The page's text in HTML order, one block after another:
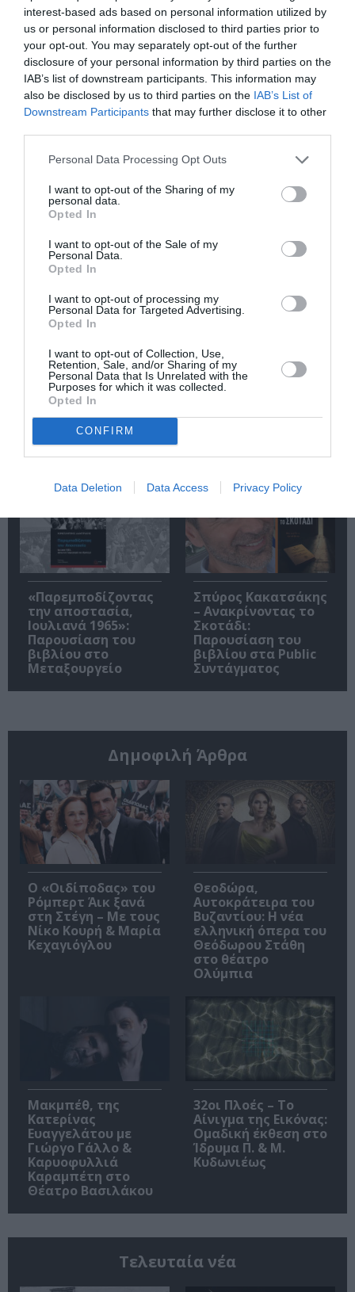
interest-based ads based on personal information utilized by
us or personal information disclosed to third parties prior to
your opt-out. You may separately opt-out of the further
disclosure of your personal information by third parties on the
IAB’s list of downstream participants. This information may
also be disclosed by us to third parties on the IAB’s List of
Downstream Participants that may further disclose it to other
Personal Data Processing Opt Outs
I want to opt-out of the Sharing of my
personal data.
Opted In
I want to opt-out of the Sale of my
Personal Data.
Opted In
I want to opt-out of processing my
Personal Data for Targeted Advertising.
Opted In
I want to opt-out of Collection, Use,
Retention, Sale, and/or Sharing of my
Personal Data that Is Unrelated with the
Purposes for which it was collected.
Opted In
CONFIRM
Data Deletion Data Access Privacy Policy
ΕΚΔΟΣΕΙΣ ΔΙΟΠΤΡΑ
Newsletter
Κάθε βδομάδα στο e-mail σας τα τελευταία νέα για
την Τέχνη και τον Πολιτισμό!
Ακολουθήστε το Culturenow.gr
Σχετικά Άρθρα
Η μακρά λίστα με
τις υποψηφιότητες
για το Βραβείο
Έκθεση Βιβλίου
«Παρεμποδίζοντας
την αποστασία,
Ιουλιανά 1965»:
Παρουσίαση του
βιβλίου στο
Μεταξουργείο
Σπύρος Κακατσάκης
– Ανακρίνοντας το
Σκοτάδι:
Παρουσίαση του
βιβλίου στα Public
Συντάγματος
Δημοφιλή Άρθρα
O «Οιδίποδας» του
Ρόμπερτ Άικ ξανά
στη Στέγη – Με τους
Νίκο Κουρή & Μαρία
Κεχαγιόγλου
Θεοδώρα,
Αυτοκράτειρα του
Βυζαντίου: Η νέα
ελληνική όπερα του
Θεόδωρου Στάθη
στο θέατρο
Ολύμπια
Μακμπέθ, της
Κατερίνας
Ευαγγελάτου με
Γιώργο Γάλλο &
Καρυοφυλλιά
Καραμπέτη στο
Θέατρο Βασιλάκου
32οι Πλοές – Το
Αίνιγμα της Εικόνας:
Ομαδική έκθεση στο
Ίδρυμα Π. & Μ.
Κυδωνιέως
Τελευταία νέα